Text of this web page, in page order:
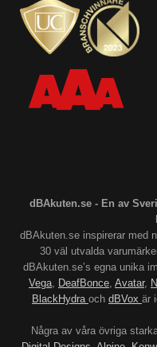
dBAkuten.se - En av
dBAkuten.se inspirerar med
30 väl utvalda
dBAkuten.se’s egna unika
Vega, DeafBonce, Avatar,
BlackHydra och dBVox är
Några av våra övriga